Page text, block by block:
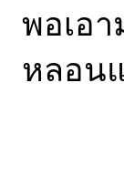
พอเอ
หลอน